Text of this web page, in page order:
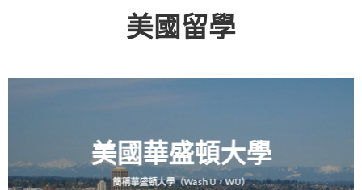
美國留學
美國華盛頓大學
簡稱華盛頓大學（Wash U，WU）